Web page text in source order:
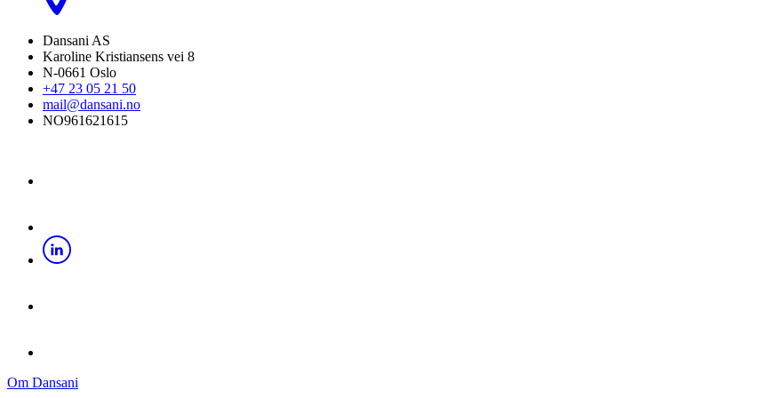
Dansani AS
Karoline Kristiansens vei 8
N-0661 Oslo
+47 23 05 21 50
mail@dansani.no
NO961621615
Om Dansani